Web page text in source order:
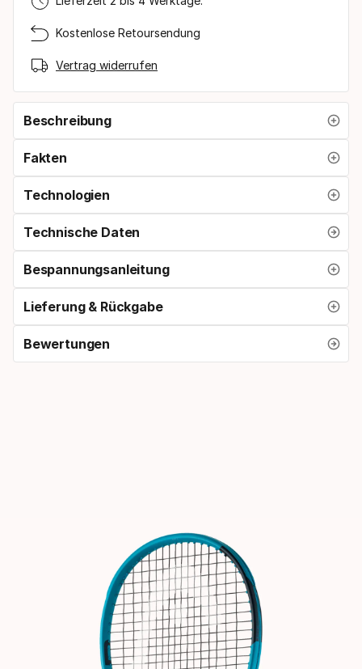
Kostenlose Retoursendung
Vertrag widerrufen
Beschreibung
Fakten
Technologien
Technische Daten
Bespannungsanleitung
Lieferung & Rückgabe
Bewertungen